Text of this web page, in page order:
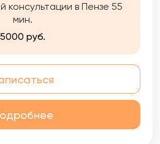
консультации в Пензе 55
мин.
5000 руб.